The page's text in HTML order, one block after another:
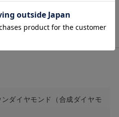
ナです。
ダイヤモンド（合成ダイヤモ